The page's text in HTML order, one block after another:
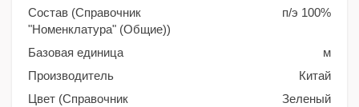
Состав (Справочник
"Номенклатура" (Общие))
п/э 100%
Базовая единица
м
Производитель
Китай
Цвет (Справочник
Зеленый